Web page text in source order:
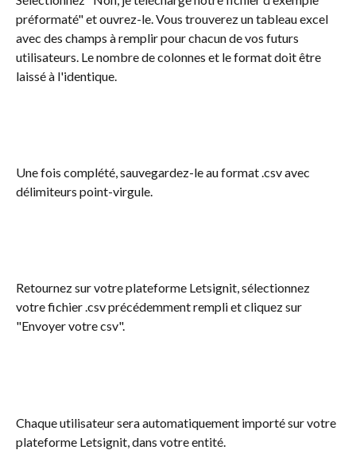
préformaté" et ouvrez-le. Vous trouverez un tableau excel
avec des champs à remplir pour chacun de vos futurs
utilisateurs. Le nombre de colonnes et le format doit être
laissé à l'identique.
Une fois complété, sauvegardez-le au format .csv avec
délimiteurs point-virgule.
Retournez sur votre plateforme Letsignit, sélectionnez
votre fichier .csv précédemment rempli et cliquez sur
"Envoyer votre csv".
Chaque utilisateur sera automatiquement importé sur votre
plateforme Letsignit, dans votre entité.